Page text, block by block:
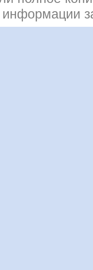
информации